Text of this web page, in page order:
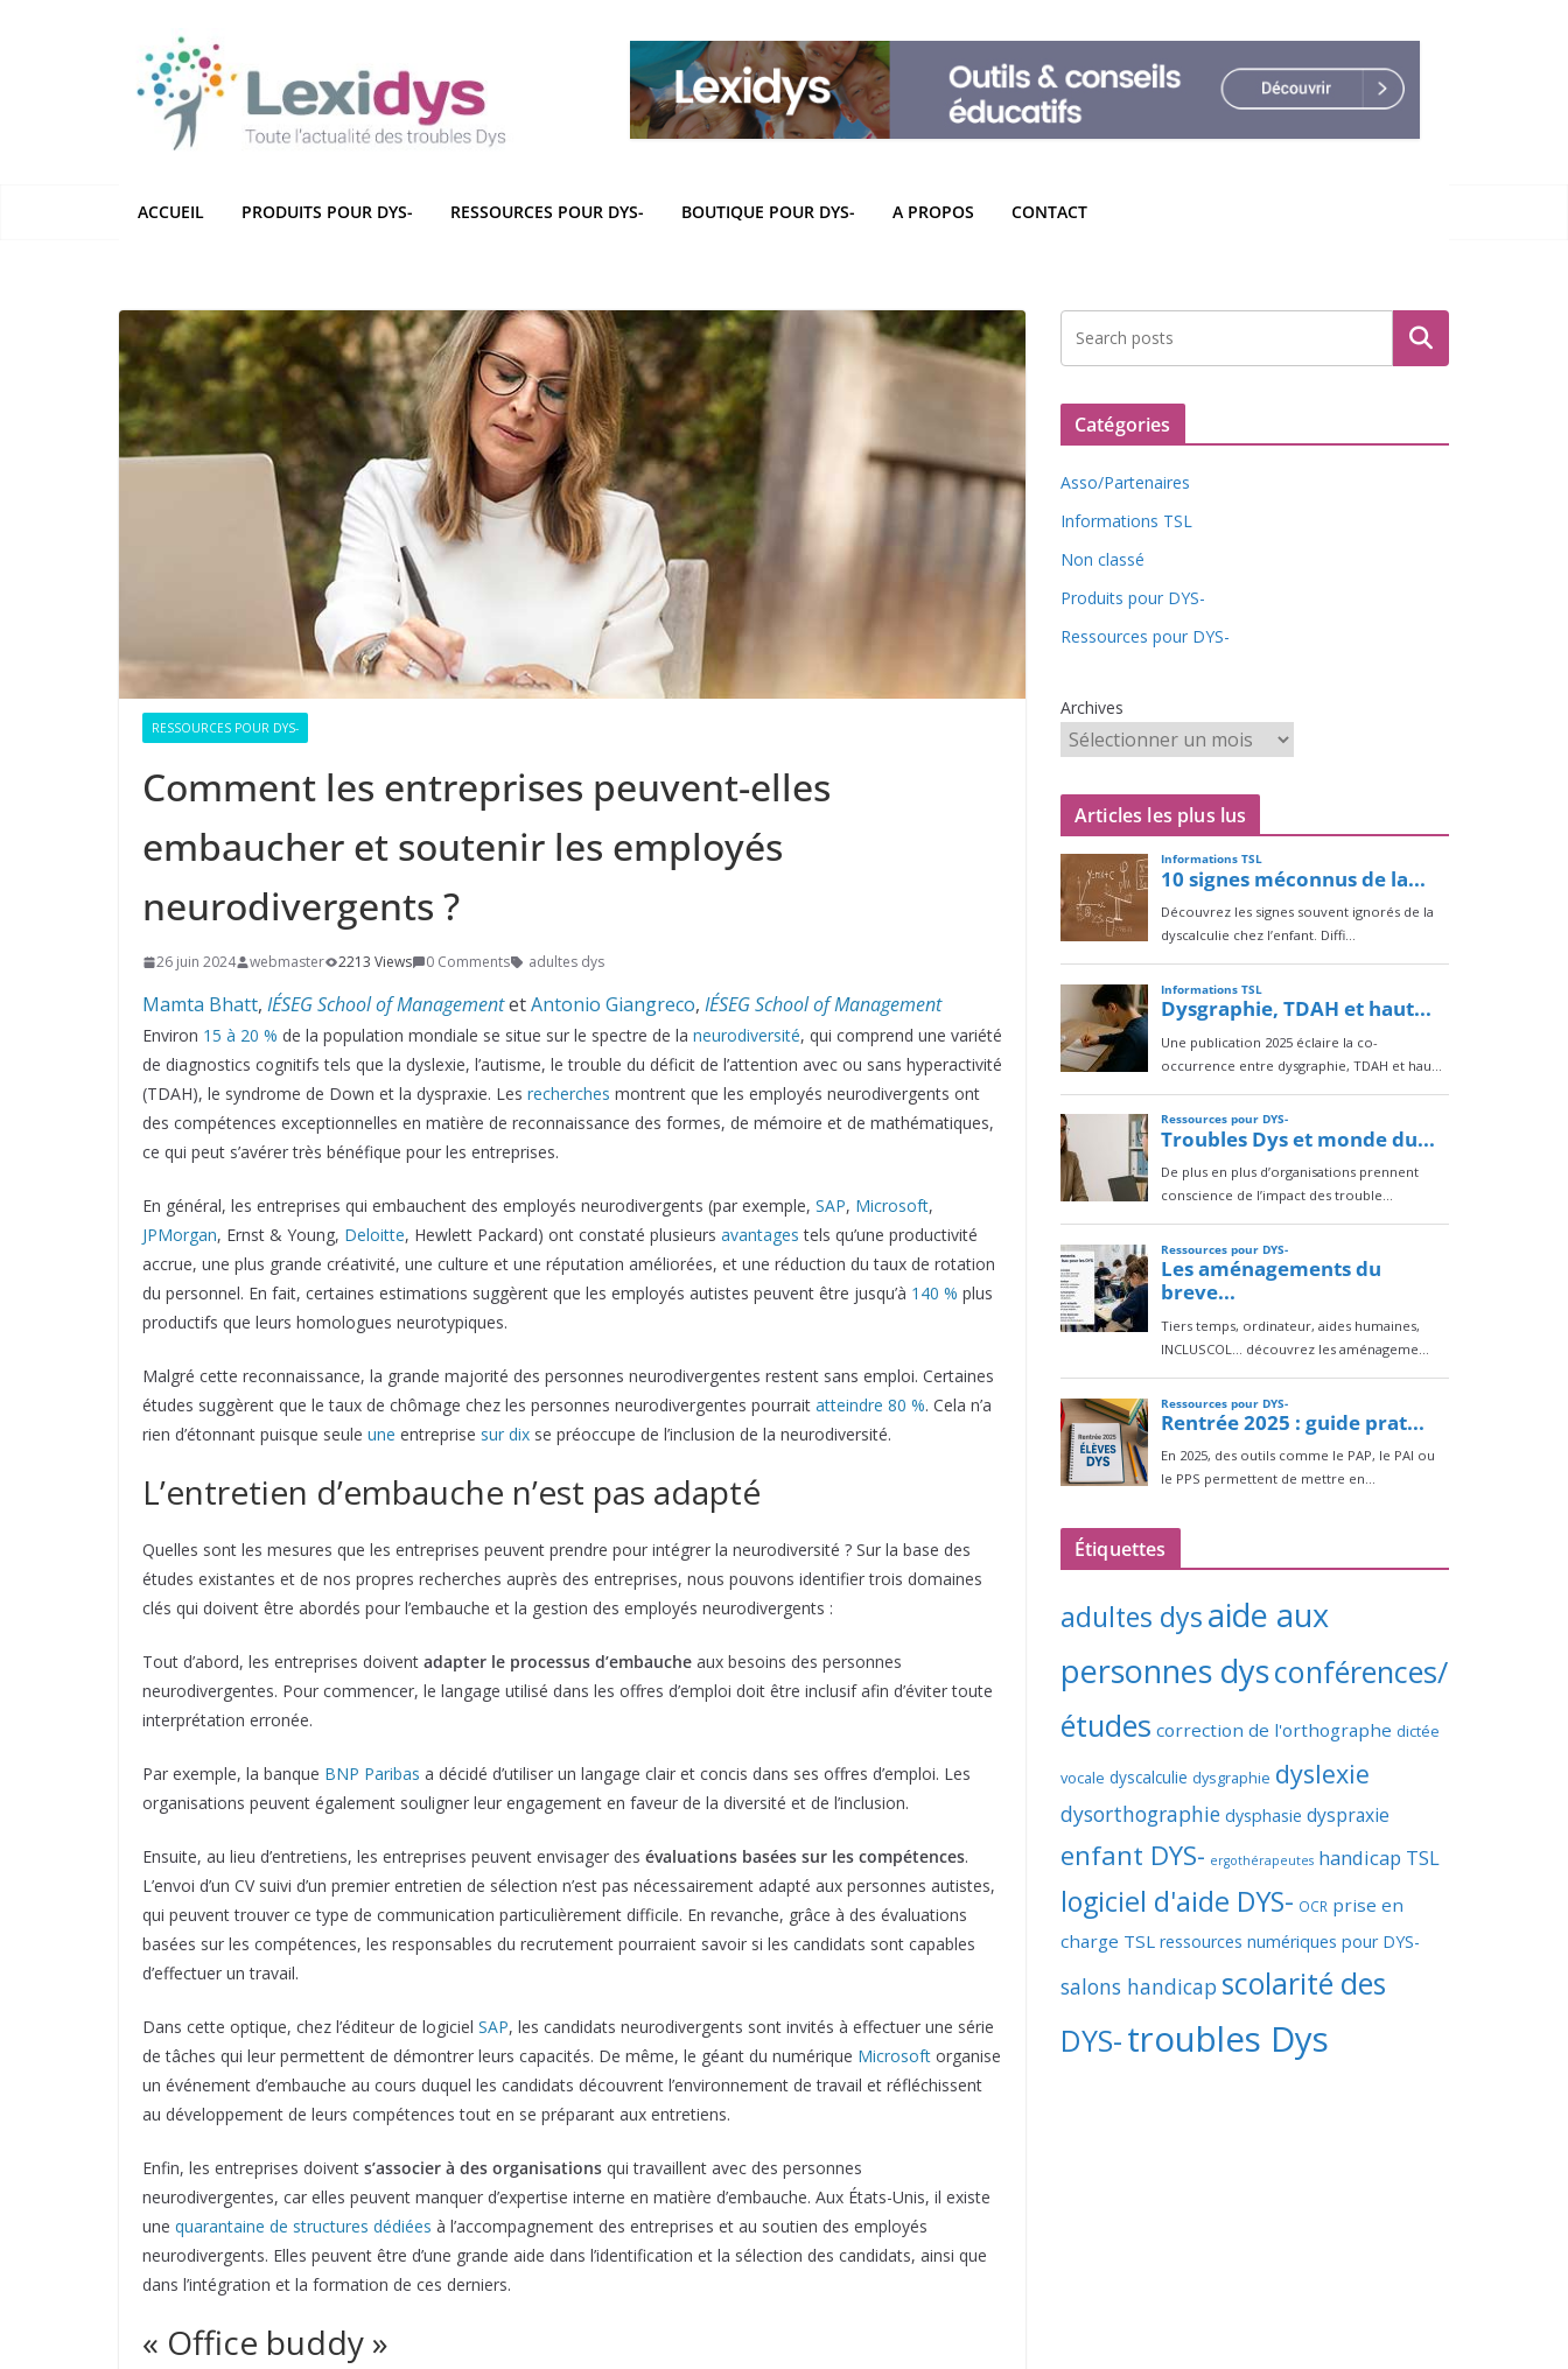
ACCUEIL PRODUITS POUR DYS- RESSOURCES POUR DYS- BOUTIQUE POUR DYS- A PROPOS CONTACT
RESSOURCES POUR DYS-
Comment les entreprises peuvent-elles
embaucher et soutenir les employés
neurodivergents ?
26 juin 2024 webmaster 2213 Views 0 Comments adultes dys
Mamta Bhatt, IÉSEG School of ManagementetAntonio Giangreco, IÉSEG School of Management
Environ 15 à 20 % de la population mondiale se situe sur le spectre de la neurodiversité, qui comprend une variété
de diagnostics cognitifs tels que la dyslexie, l’autisme, le trouble du déficit de l’attention avec ou sans hyperactivité
(TDAH), le syndrome de Down et la dyspraxie. Les recherches montrent que les employés neurodivergents ont
des compétences exceptionnelles en matière de reconnaissance des formes, de mémoire et de mathématiques,
ce qui peut s’avérer très bénéfique pour les entreprises.
En général, les entreprises qui embauchent des employés neurodivergents (par exemple, SAP, Microsoft,
JPMorgan, Ernst & Young, Deloitte, Hewlett Packard) ont constaté plusieurs avantages tels qu’une productivité
accrue, une plus grande créativité, une culture et une réputation améliorées, et une réduction du taux de rotation
du personnel. En fait, certaines estimations suggèrent que les employés autistes peuvent être jusqu’à 140 % plus
productifs que leurs homologues neurotypiques.
Malgré cette reconnaissance, la grande majorité des personnes neurodivergentes restent sans emploi. Certaines
études suggèrent que le taux de chômage chez les personnes neurodivergentes pourrait atteindre 80 %. Cela n’a
rien d’étonnant puisque seule une entreprise sur dix se préoccupe de l’inclusion de la neurodiversité.
L’entretien d’embauche n’est pas adapté
Quelles sont les mesures que les entreprises peuvent prendre pour intégrer la neurodiversité ? Sur la base des
études existantes et de nos propres recherches auprès des entreprises, nous pouvons identifier trois domaines
clés qui doivent être abordés pour l’embauche et la gestion des employés neurodivergents :
Tout d’abord, les entreprises doivent adapter le processus d’embauche aux besoins des personnes
neurodivergentes. Pour commencer, le langage utilisé dans les offres d’emploi doit être inclusif afin d’éviter toute
interprétation erronée.
Par exemple, la banque BNP Paribas a décidé d’utiliser un langage clair et concis dans ses offres d’emploi. Les
organisations peuvent également souligner leur engagement en faveur de la diversité et de l’inclusion.
Ensuite, au lieu d’entretiens, les entreprises peuvent envisager des évaluations basées sur les compétences.
L’envoi d’un CV suivi d’un premier entretien de sélection n’est pas nécessairement adapté aux personnes autistes,
qui peuvent trouver ce type de communication particulièrement difficile. En revanche, grâce à des évaluations
basées sur les compétences, les responsables du recrutement pourraient savoir si les candidats sont capables
d’effectuer un travail.
Dans cette optique, chez l’éditeur de logiciel SAP, les candidats neurodivergents sont invités à effectuer une série
de tâches qui leur permettent de démontrer leurs capacités. De même, le géant du numérique Microsoft organise
un événement d’embauche au cours duquel les candidats découvrent l’environnement de travail et réfléchissent
au développement de leurs compétences tout en se préparant aux entretiens.
Enfin, les entreprises doivent s’associer à des organisations qui travaillent avec des personnes
neurodivergentes, car elles peuvent manquer d’expertise interne en matière d’embauche. Aux États-Unis, il existe
une quarantaine de structures dédiées à l’accompagnement des entreprises et au soutien des employés
neurodivergents. Elles peuvent être d’une grande aide dans l’identification et la sélection des candidats, ainsi que
dans l’intégration et la formation de ces derniers.
« Office buddy »
Rechercher
Catégories
Asso/Partenaires
Informations TSL
Non classé
Produits pour DYS-
Ressources pour DYS-
Archives
Articles les plus lus
Étiquettes
adultes dysaide aux
personnes dysconférences/
études correction de l'orthographe dictée
vocale dyscalculie dysgraphie dyslexie
dysorthographie dysphasie dyspraxie
enfant DYS- ergothérapeutes handicap TSL
logiciel d'aide DYS- OCR prise en
charge TSL ressources numériques pour DYS-
salons handicap scolarité des
DYS-troubles Dys